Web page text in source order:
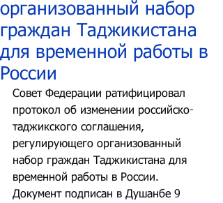
организованный набор
граждан Таджикистана
для временной работы в
России
Совет Федерации ратифицировал
протокол об изменении российско-
таджикского соглашения,
регулирующего организованный
набор граждан Таджикистана для
временной работы в России.
Документ подписан в Душанбе 9